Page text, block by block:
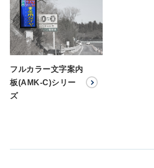
フルカラー文字案内
板(AMK-C)シリー
ズ